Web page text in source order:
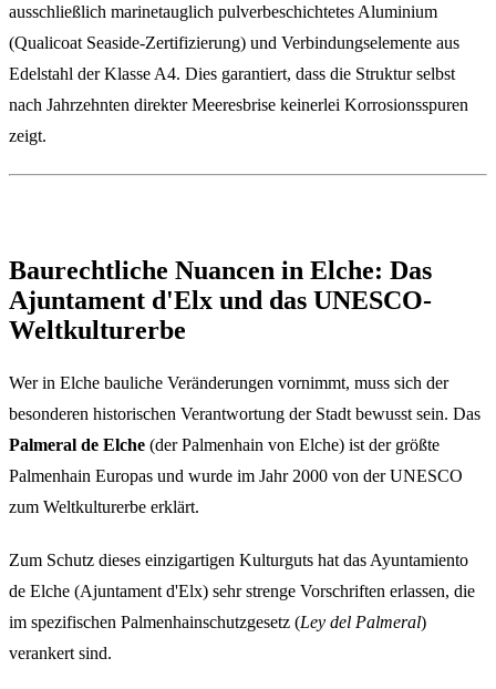
ausschließlich marinetauglich pulverbeschichtetes Aluminium
(Qualicoat Seaside-Zertifizierung) und Verbindungselemente aus
Edelstahl der Klasse A4. Dies garantiert, dass die Struktur selbst
nach Jahrzehnten direkter Meeresbrise keinerlei Korrosionsspuren
zeigt.
Baurechtliche Nuancen in Elche: Das
Ajuntament d'Elx und das UNESCO-
Weltkulturerbe
Wer in Elche bauliche Veränderungen vornimmt, muss sich der
besonderen historischen Verantwortung der Stadt bewusst sein. Das
Palmeral de Elche (der Palmenhain von Elche) ist der größte
Palmenhain Europas und wurde im Jahr 2000 von der UNESCO
zum Weltkulturerbe erklärt.
Zum Schutz dieses einzigartigen Kulturguts hat das Ayuntamiento
de Elche (Ajuntament d'Elx) sehr strenge Vorschriften erlassen, die
im spezifischen Palmenhainschutzgesetz (Ley del Palmeral)
verankert sind.